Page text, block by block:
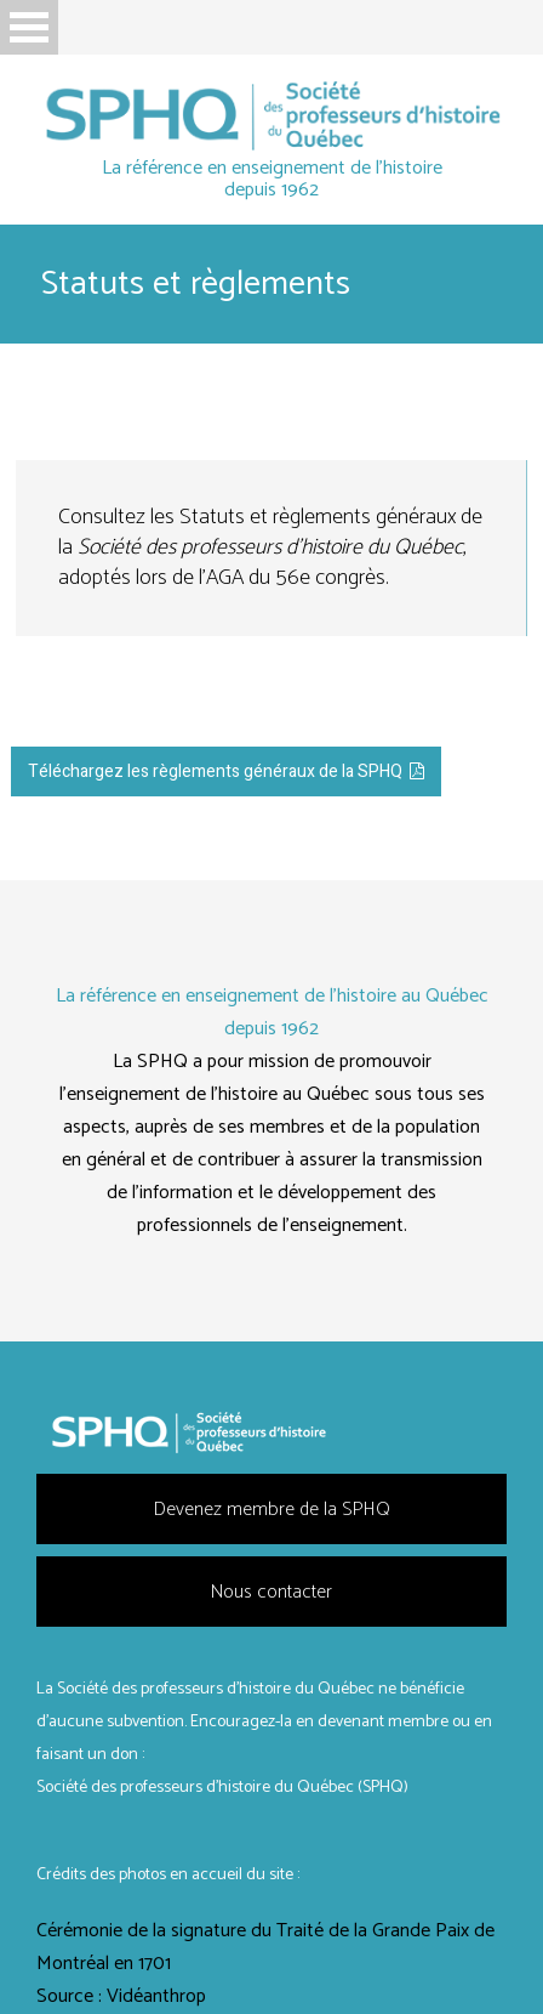
La référence en enseignement de l'histoire
depuis 1962
Statuts et règlements
Consultez les Statuts et règlements généraux de
la Société des professeurs d’histoire du Québec,
adoptés lors de l'AGA du 56e congrès.
Téléchargez les règlements généraux de la SPHQ
La référence en enseignement de l'histoire au Québec
depuis 1962
La SPHQ a pour mission de promouvoir
l’enseignement de l’histoire au Québec sous tous ses
aspects, auprès de ses membres et de la population
en général et de contribuer à assurer la transmission
de l’information et le développement des
professionnels de l’enseignement.
Devenez membre de la SPHQ
Nous contacter
La Société des professeurs d'histoire du Québec ne bénéficie
d’aucune subvention. Encouragez-la en devenant membre ou en
faisant un don :
Société des professeurs d’histoire du Québec (SPHQ)
Crédits des photos en accueil du site :
Cérémonie de la signature du Traité de la Grande Paix de
Montréal en 1701
Source : Vidéanthrop